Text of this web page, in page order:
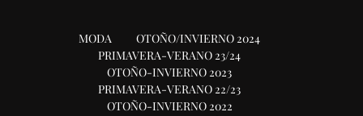
MODA
OTOÑO/INVIERNO 2024
PRIMAVERA-VERANO 23/24
OTOÑO-INVIERNO 2023
PRIMAVERA-VERANO 22/23
OTOÑO-INVIERNO 2022